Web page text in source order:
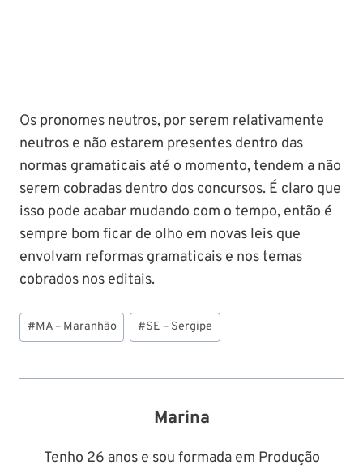
Os pronomes neutros, por serem relativamente
neutros e não estarem presentes dentro das
normas gramaticais até o momento, tendem a não
serem cobradas dentro dos concursos. É claro que
isso pode acabar mudando com o tempo, então é
sempre bom ficar de olho em novas leis que
envolvam reformas gramaticais e nos temas
cobrados nos editais.
Tags
do
#MA – Maranhão #SE – Sergipe
Marina
Tenho 26 anos e sou formada em Produção